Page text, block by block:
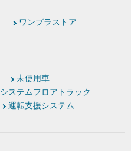
ワンプラストア
未使用車
システムフロアトラック
運転支援システム